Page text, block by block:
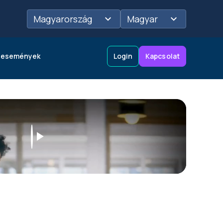
Magyarország Magyar
Login Kapcsolat
Play
Video